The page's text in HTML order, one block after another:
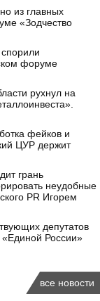
из главных
«Зодчество
форуме
рухнул на
фейков и
ЦУР держит
грань
неудобные
PR Игорем
депутатов
России»
все новости